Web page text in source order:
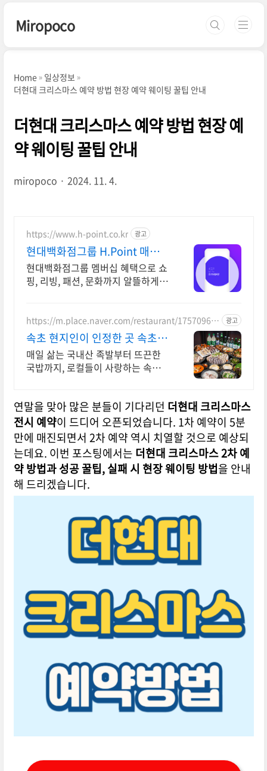
Miropoco
Home
일상정보
더현대 크리스마스 예약 방법 현장 예약 웨이팅 꿀팁 안내
더현대 크리스마스 예약 방법 현장 예
약 웨이팅 꿀팁 안내
miropoco 2024. 11. 4.
https://www.h-point.co.kr 광고
현대백화점그룹 H.Point 매일
최대 5천 포인트 적립
현대백화점그룹 멤버십 혜택으로 쇼
핑, 리빙, 패션, 문화까지 알뜰하게
https://m.place.naver.com/restaurant/17570965
74
광고
속초 현지인이 인정한 곳 속초 로
컬들이 사랑하는 곳
매일 삶는 국내산 족발부터 뜨끈한
국밥까지, 로컬들이 사랑하는 속초의
연말을 맞아 많은 분들이 기다리던 더현대 크리스마스
전시 예약이 드디어 오픈되었습니다. 1차 예약이 5분
만에 매진되면서 2차 예약 역시 치열할 것으로 예상되
는데요. 이번 포스팅에서는 더현대 크리스마스 2차 예
약 방법과 성공 꿀팁, 실패 시 현장 웨이팅 방법을 안내
해 드리겠습니다.